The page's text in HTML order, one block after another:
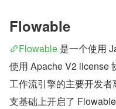
Flowable
Flowable 是一个使用
使用 Apache V2 license
工作流引擎的主要开发
支基础上开启了